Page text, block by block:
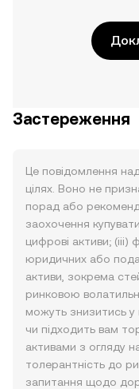
Застереження
Це повідомлення
цілях. Воно не
порад або
заохочення
цифрові активи; (iii)
юридичних або
активи, зокрема
ринковою
можуть знизитись у
чи підходить вам
активами з огляду
толерантність до
запитання щодо